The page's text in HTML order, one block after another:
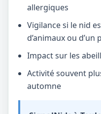
allergiques
Vigilance si le nid
d’animaux ou
Impact sur les
Activité souvent
automne